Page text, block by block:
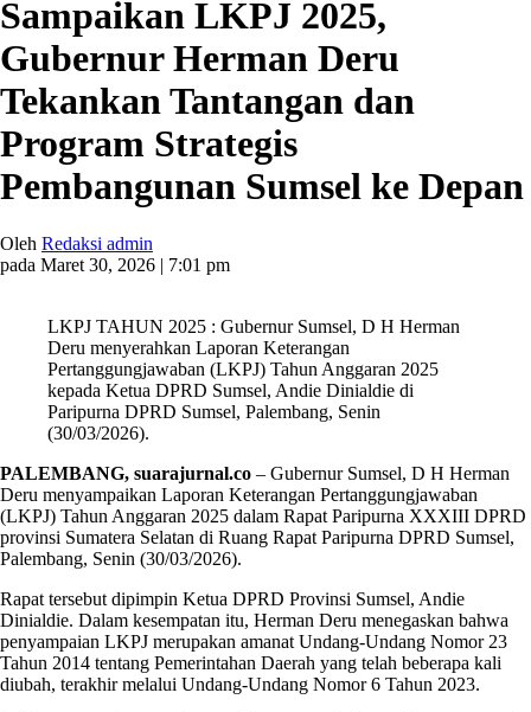
Sampaikan LKPJ 2025,
Gubernur Herman Deru
Tekankan Tantangan dan
Program Strategis
Pembangunan Sumsel ke Depan
Oleh Redaksi admin
pada Maret 30, 2026 | 7:01 pm
LKPJ TAHUN 2025 : Gubernur Sumsel, D H Herman
Deru menyerahkan Laporan Keterangan
Pertanggungjawaban (LKPJ) Tahun Anggaran 2025
kepada Ketua DPRD Sumsel, Andie Dinialdie di
Paripurna DPRD Sumsel, Palembang, Senin
(30/03/2026).
PALEMBANG, suarajurnal.co – Gubernur Sumsel, D H Herman
Deru menyampaikan Laporan Keterangan Pertanggungjawaban
(LKPJ) Tahun Anggaran 2025 dalam Rapat Paripurna XXXIII DPRD
provinsi Sumatera Selatan di Ruang Rapat Paripurna DPRD Sumsel,
Palembang, Senin (30/03/2026).
Rapat tersebut dipimpin Ketua DPRD Provinsi Sumsel, Andie
Dinialdie. Dalam kesempatan itu, Herman Deru menegaskan bahwa
penyampaian LKPJ merupakan amanat Undang-Undang Nomor 23
Tahun 2014 tentang Pemerintahan Daerah yang telah beberapa kali
diubah, terakhir melalui Undang-Undang Nomor 6 Tahun 2023.